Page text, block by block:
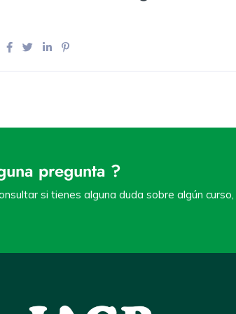
pregunta ?
si tienes alguna duda sobre algún